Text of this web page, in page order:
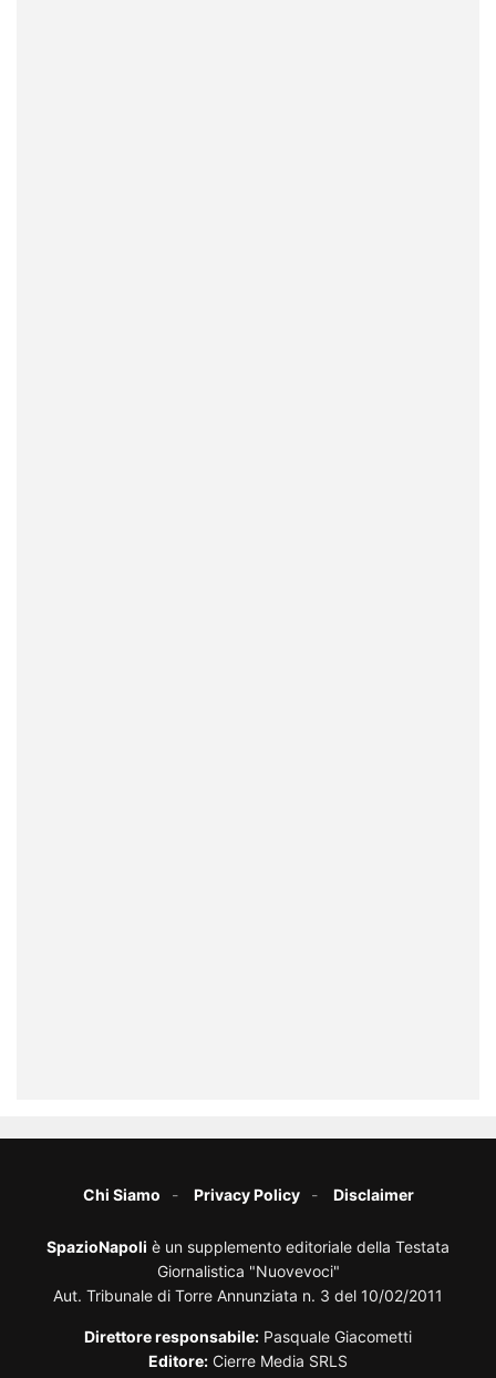
Chi Siamo Privacy Policy Disclaimer
SpazioNapoli è un supplemento editoriale della Testata
Giornalistica "Nuovevoci"
Aut. Tribunale di Torre Annunziata n. 3 del 10/02/2011
Direttore responsabile: Pasquale Giacometti
Editore: Cierre Media SRLS